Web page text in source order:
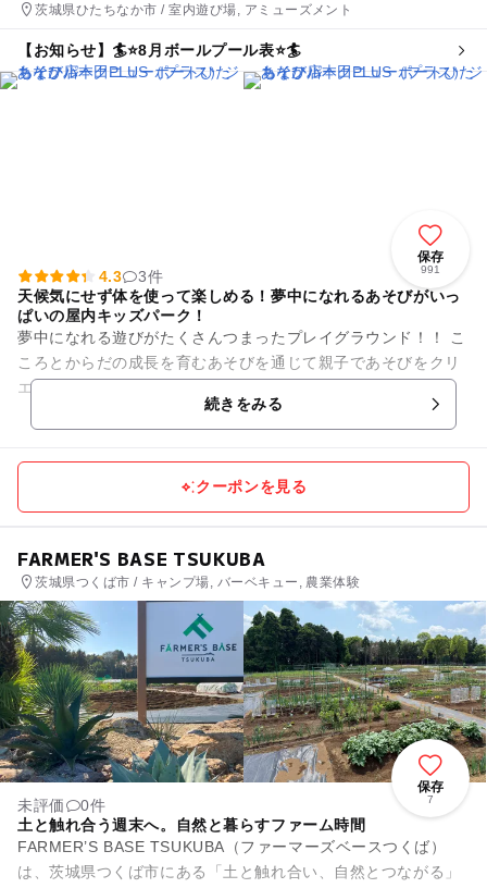
茨城県ひたちなか市 / 室内遊び場, アミューズメント
【お知らせ】🏄⭐️8月ボールプール表⭐️🏄
保存
991
4.3
3件
天候気にせず体を使って楽しめる！夢中になれるあそびがいっ
ぱいの屋内キッズパーク！
夢中になれる遊びがたくさんつまったプレイグラウンド！！ こ
ころとからだの成長を育むあそびを通じて親子であそびをクリ
エイトしよう！！ ♢♦ここでしか乗れない！ひたちなか海浜鉄
続きをみる
クーポンを見る
FARMER'S BASE TSUKUBA
茨城県つくば市 / キャンプ場, バーベキュー, 農業体験
保存
7
未評価
0件
土と触れ合う週末へ。自然と暮らすファーム時間
FARMER’S BASE TSUKUBA（ファーマーズベースつくば）
は、茨城県つくば市にある「土と触れ合い、自然とつながる」